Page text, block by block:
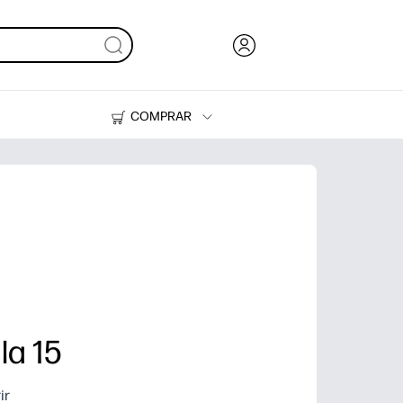
COMPRAR
Tinteiros e Toner
15